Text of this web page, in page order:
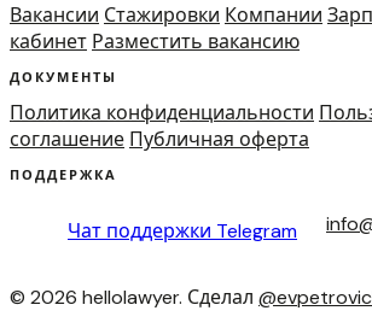
Вакансии Стажировки Компании
кабинет Разместить вакансию
ДОКУМЕНТЫ
Политика конфиденциальности
соглашение Публичная оферта
ПОДДЕРЖКА
Чат поддержки Telegram
© 2026 hellolawyer. Сделал